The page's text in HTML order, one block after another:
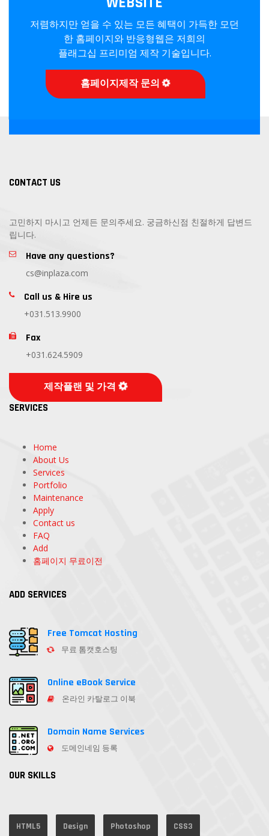
저렴하지만 얻을 수 있는 모든 혜택이 가득한 모던
한 홈페이지와 반응형웹은 저희의
플래그십 프리미엄 제작 기술입니다.
홈페이지제작 문의
CONTACT US
고민하지 마시고 언제든 문의주세요. 궁금하신점 친절하게 답변드
립니다.
Have any questions?
cs@inplaza.com
Call us & Hire us
+031.513.9900
Fax
+031.624.5909
제작플랜 및 가격
SERVICES
Home
About Us
Services
Portfolio
Maintenance
Apply
Contact us
FAQ
Add
홈페이지 무료이전
ADD SERVICES
Free Tomcat Hosting
무료 톰캣호스팅
Online eBook Service
온라인 카탈로그 이북
Domain Name Services
도메인네임 등록
OUR SKILLS
HTML5 Design Photoshop CSS3